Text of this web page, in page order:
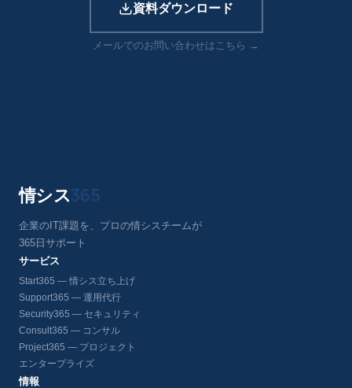
資料ダウンロード
メールでのお問い合わせはこちら →
情シス365
企業のIT課題を、プロの情シスチームが
365日サポート
サービス
Start365 — 情シス立ち上げ
Support365 — 運用代行
Security365 — セキュリティ
Consult365 — コンサル
Project365 — プロジェクト
エンタープライズ
情報